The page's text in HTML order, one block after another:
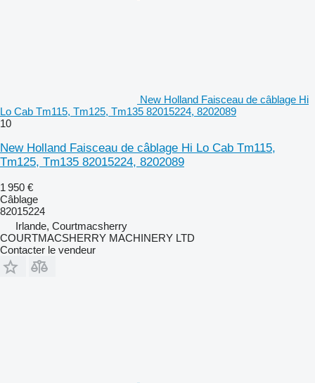
New Holland Faisceau de câblage Hi
Lo Cab Tm115, Tm125, Tm135 82015224, 8202089
10
New Holland Faisceau de câblage Hi Lo Cab Tm115,
Tm125, Tm135 82015224, 8202089
1 950 €
Câblage
82015224
Irlande, Courtmacsherry
COURTMACSHERRY MACHINERY LTD
Contacter le vendeur